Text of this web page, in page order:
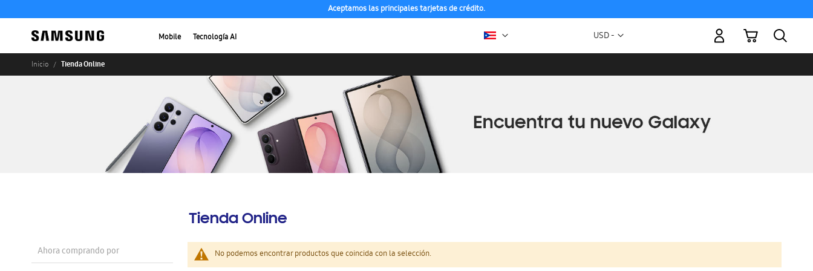
Aceptamos las principales tarjetas de crédito.
Mobile Tecnología AI Moneda
USD -
Mi carrito
Inicio Tienda Online
Tienda Online
No podemos encontrar productos que coincida con la selección.
Ahora comprando por